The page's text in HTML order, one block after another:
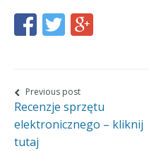
Share
on
Facebook
Share
on
Twitter
Share
on
Google+
Nawigacja
wpisu
Previous post
Recenzje sprzętu
elektronicznego – kliknij
tutaj